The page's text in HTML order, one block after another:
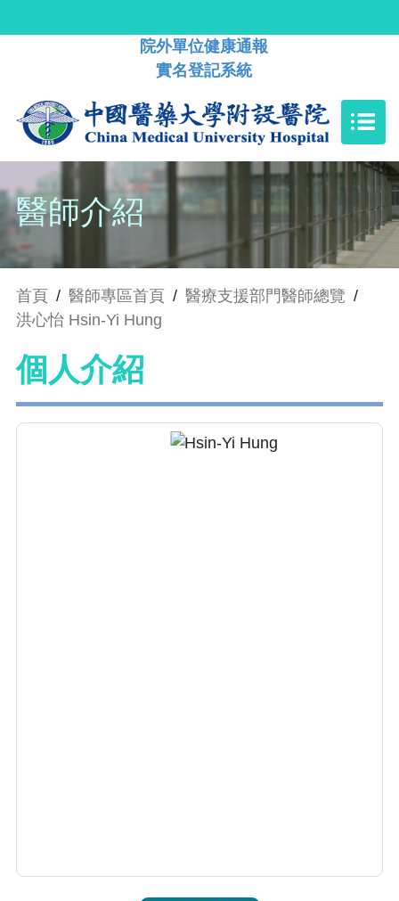
院外單位健康通報
實名登記系統
醫師介紹
首頁 / 醫師專區首頁 / 醫療支援部門醫師總覽 /
洪心怡 Hsin-Yi Hung
個人介紹